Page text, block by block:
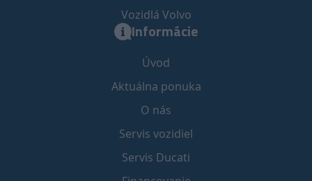
Vozidlá Volvo
Informácie
Úvod
Aktuálna ponuka
O nás
Servis vozidiel
Servis Ducati